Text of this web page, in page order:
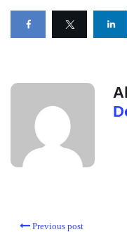
Previous post